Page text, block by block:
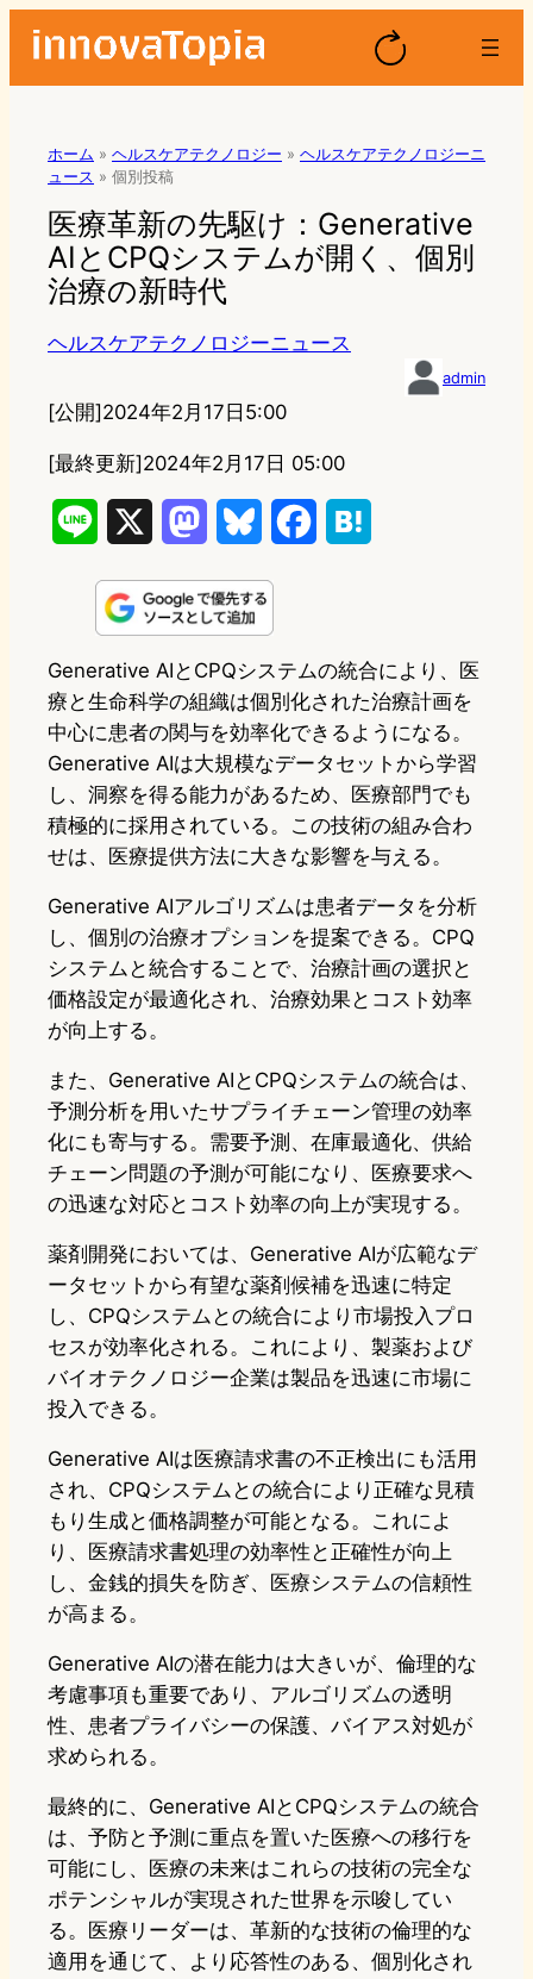
ホーム » ヘルスケアテクノロジー » ヘルスケアテクノロジーニ
ュース » 個別投稿
医療革新の先駆け：Generative
AIとCPQシステムが開く、個別
治療の新時代
ヘルスケアテクノロジーニュース
admin
[公開]2024年2月17日5:00
[最終更新]2024年2月17日 05:00
n
s
t
o
d
o
n
u
s
y
b
o
o
k
n
a
Generative AIとCPQシステムの統合により、医
療と生命科学の組織は個別化された治療計画を
中心に患者の関与を効率化できるようになる。
Generative AIは大規模なデータセットから学習
し、洞察を得る能力があるため、医療部門でも
積極的に採用されている。この技術の組み合わ
せは、医療提供方法に大きな影響を与える。
Generative AIアルゴリズムは患者データを分析
し、個別の治療オプションを提案できる。CPQ
システムと統合することで、治療計画の選択と
価格設定が最適化され、治療効果とコスト効率
が向上する。
また、Generative AIとCPQシステムの統合は、
予測分析を用いたサプライチェーン管理の効率
化にも寄与する。需要予測、在庫最適化、供給
チェーン問題の予測が可能になり、医療要求へ
の迅速な対応とコスト効率の向上が実現する。
薬剤開発においては、Generative AIが広範なデ
ータセットから有望な薬剤候補を迅速に特定
し、CPQシステムとの統合により市場投入プロ
セスが効率化される。これにより、製薬および
バイオテクノロジー企業は製品を迅速に市場に
投入できる。
Generative AIは医療請求書の不正検出にも活用
され、CPQシステムとの統合により正確な見積
もり生成と価格調整が可能となる。これによ
り、医療請求書処理の効率性と正確性が向上
し、金銭的損失を防ぎ、医療システムの信頼性
が高まる。
Generative AIの潜在能力は大きいが、倫理的な
考慮事項も重要であり、アルゴリズムの透明
性、患者プライバシーの保護、バイアス対処が
求められる。
最終的に、Generative AIとCPQシステムの統合
は、予防と予測に重点を置いた医療への移行を
可能にし、医療の未来はこれらの技術の完全な
ポテンシャルが実現された世界を示唆してい
る。医療リーダーは、革新的な技術の倫理的な
適用を通じて、より応答性のある、個別化され